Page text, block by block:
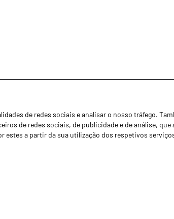
de redes sociais e analisar o nosso tráfego.
de redes sociais, de publicidade e de análise, que
estes a partir da sua utilização dos respetivos
Notícias
Concessionários